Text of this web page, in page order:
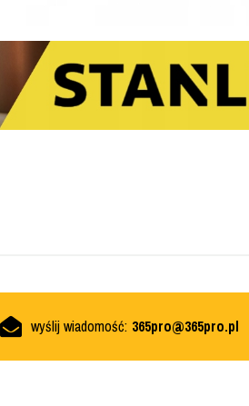
wyślij wiadomość: 365pro@365pro.pl